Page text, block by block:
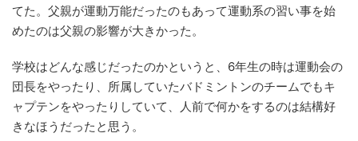
てた。父親が運動万能だったのもあって運動系の習い事を始
めたのは父親の影響が大きかった。
学校はどんな感じだったのかというと、6年生の時は運動会の
団長をやったり、所属していたバドミントンのチームでもキ
ャプテンをやったりしていて、人前で何かをするのは結構好
きなほうだったと思う。